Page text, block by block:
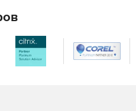
Directory (от устаревших